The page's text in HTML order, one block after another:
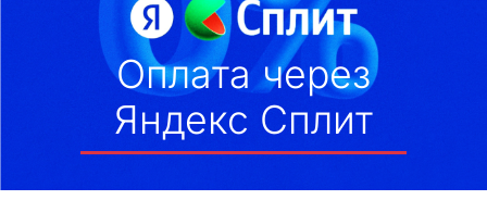
Оплата через
Яндекс Сплит